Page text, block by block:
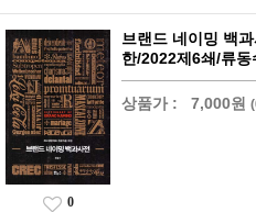
브랜드 네이밍 백
한/2022제6쇄/류동
상품가 : 7,000원
0